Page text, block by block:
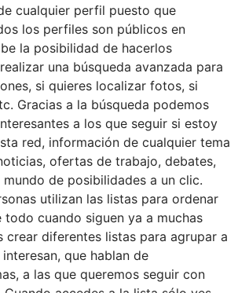
cualquier perfil puesto que
los perfiles son públicos en
la posibilidad de hacerlos
una búsqueda avanzada para
si quieres localizar fotos, si
Gracias a la búsqueda podemos
a los que seguir si estoy
red, información de cualquier tema
ofertas de trabajo, debates,
mundo de posibilidades a un clic.
utilizan las listas para ordenar
todo cuando siguen ya a muchas
crear diferentes listas para agrupar a
que hablan de
a las que queremos seguir con